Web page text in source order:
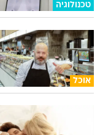
טכנולוגיה
אוכל